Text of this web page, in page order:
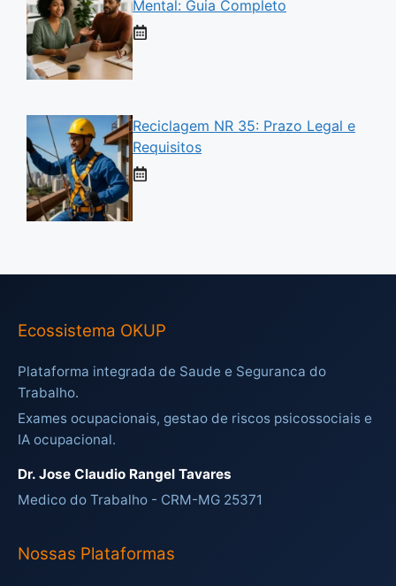
Mental: Guia Completo
Reciclagem NR 35: Prazo Legal e
Requisitos
Ecossistema OKUP
Plataforma integrada de Saude e Seguranca do
Trabalho.
Exames ocupacionais, gestao de riscos psicossociais e
IA ocupacional.
Dr. Jose Claudio Rangel Tavares
Medico do Trabalho - CRM-MG 25371
Nossas Plataformas